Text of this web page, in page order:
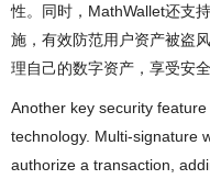
性。同时，MathWallet还支
施，有效防范用户资产被盗
理自己的数字资产，享受安全
Another key security
technology. Multi-signature
authorize a transaction,